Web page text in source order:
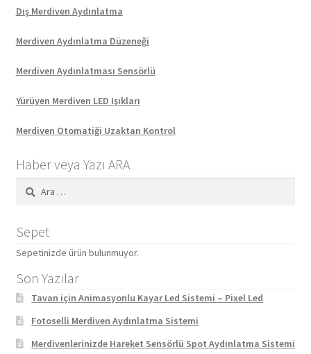
Dış Merdiven Aydınlatma
Merdiven Aydınlatma Düzeneği
Merdiven Aydınlatması Sensörlü
Yürüyen Merdiven LED Işıkları
Merdiven Otomatiği Uzaktan Kontrol
Haber veya Yazı ARA
Arama:
Sepet
Sepetinizde ürün bulunmuyor.
Son Yazılar
Tavan için Animasyonlu Kayar Led Sistemi – Pixel Led
Fotoselli Merdiven Aydınlatma Sistemi
Merdivenlerinizde Hareket Sensörlü Spot Aydınlatma Sistemi